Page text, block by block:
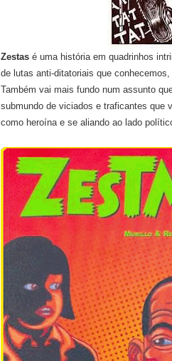
Zestas é uma história em quadrinhos
de lutas anti-ditatoriais que
Também vai mais fundo num assunto
submundo de viciados e traficantes que
como heroína e se aliando ao lado